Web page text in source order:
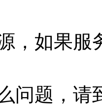
，如果服
问题，请